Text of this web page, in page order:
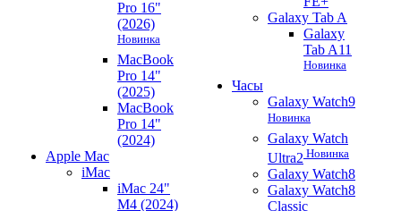
Pro 16"
(2026)
Новинка
MacBook
Pro 14"
(2025)
MacBook
Pro 14"
(2024)
Apple Mac
iMac
iMac 24"
M4 (2024)
Galaxy Tab A
Galaxy
Tab A11
Новинка
Часы
Galaxy Watch9
Новинка
Galaxy Watch
Ultra2 Новинка
Galaxy Watch8
Galaxy Watch8
Classic